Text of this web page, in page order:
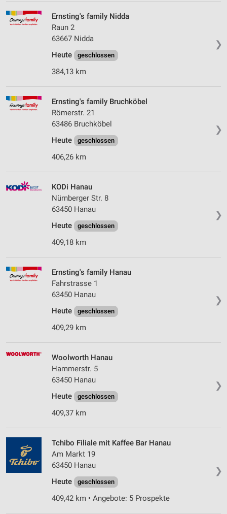
❯
Ernsting's family Nidda
Raun 2
63667 Nidda
Heute
geschlossen
384,13 km
❯
Ernsting's family Bruchköbel
Römerstr. 21
63486 Bruchköbel
Heute
geschlossen
406,26 km
❯
KODi Hanau
Nürnberger Str. 8
63450 Hanau
Heute
geschlossen
409,18 km
❯
Ernsting's family Hanau
Fahrstrasse 1
63450 Hanau
Heute
geschlossen
409,29 km
❯
Woolworth Hanau
Hammerstr. 5
63450 Hanau
Heute
geschlossen
409,37 km
❯
Tchibo Filiale mit Kaffee Bar Hanau
Am Markt 19
63450 Hanau
Heute
geschlossen
409,42 km • Angebote: 5 Prospekte